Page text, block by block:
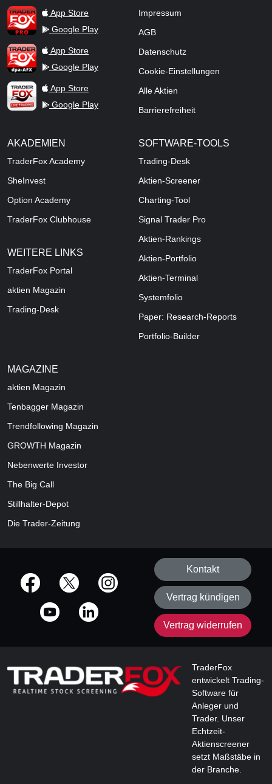
TraderFox ProApp Store
Google Play
TraderFox dpa-AFX ProFeed
App Store
Google Play
TraderFox Live Trading
App Store
Google Play
Impressum
AGB
Datenschutz
Cookie-Einstellungen
Alle Aktien
Barrierefreiheit
AKADEMIEN
TraderFox Academy
SheInvest
Option Academy
TraderFox Clubhouse
WEITERE LINKS
TraderFox Portal
aktien Magazin
Trading-Desk
SOFTWARE-TOOLS
Trading-Desk
Aktien-Screener
Charting-Tool
Signal Trader Pro
Aktien-Rankings
Aktien-Portfolio
Aktien-Terminal
Systemfolio
Paper: Research-Reports
Portfolio-Builder
MAGAZINE
aktien Magazin
Tenbagger Magazin
Trendfollowing Magazin
GROWTH Magazin
Nebenwerte Investor
The Big Call
Stillhalter-Depot
Die Trader-Zeitung
offizielle Social Media-Accounts
Kontakt
Vertrag kündigen
Vertrag widerrufen
TraderFox
entwickelt Trading-
Software für
Anleger und
Trader. Unser
Echtzeit-
Aktienscreener
setzt Maßstäbe in
der Branche.